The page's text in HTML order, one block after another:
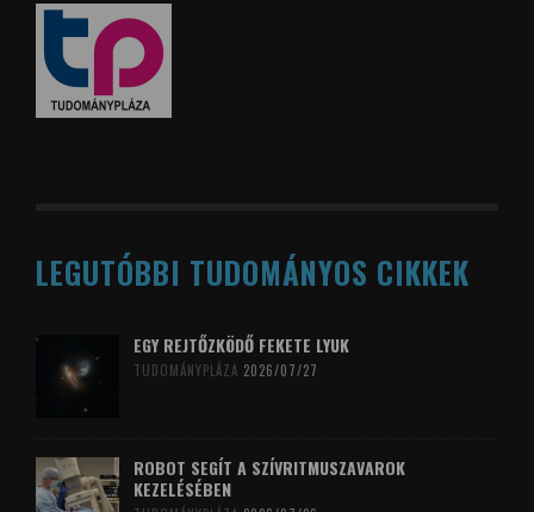
LEGUTÓBBI TUDOMÁNYOS CIKKEK
EGY REJTŐZKÖDŐ FEKETE LYUK
TUDOMÁNYPLÁZA 2026/07/27
ROBOT SEGÍT A SZÍVRITMUSZAVAROK
KEZELÉSÉBEN